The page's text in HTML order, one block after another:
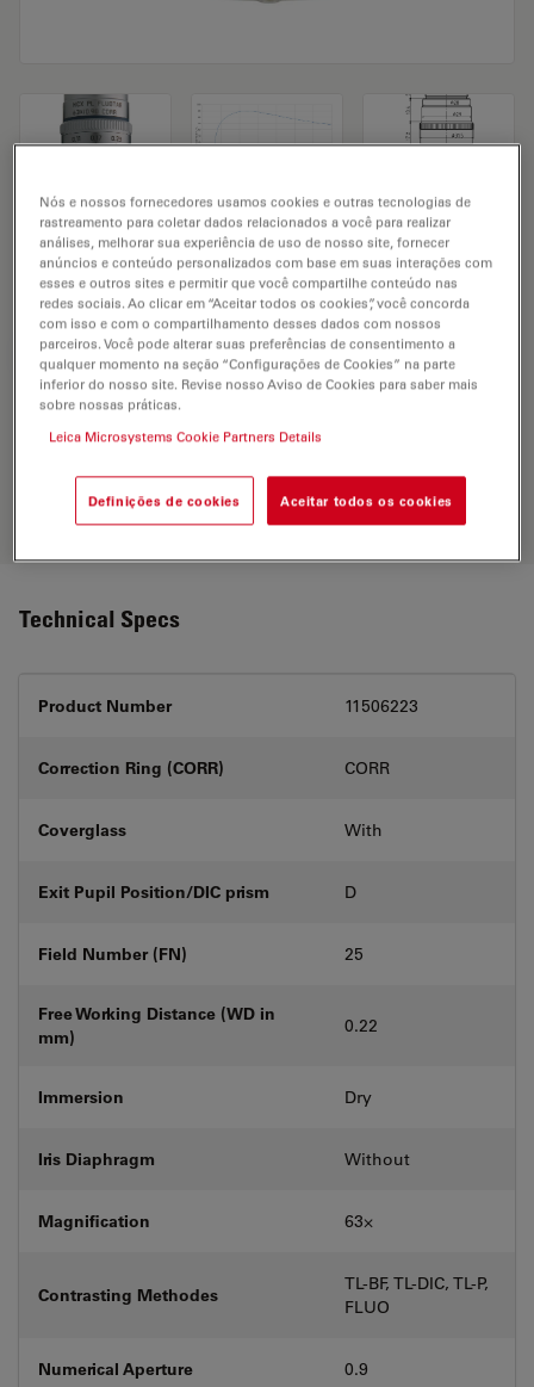
Microscope Objective HC PL FLUOTAR
63x/0,90 CORR
SOLICITAÇÃO DE ORÇAMENTO
Discover the perfect solution. Explore
your needs.
Technical Specs
Product Number 11506223
Correction Ring (CORR) CORR
Coverglass With
Exit Pupil Position/DIC prism D
Field Number (FN) 25
Free Working Distance (WD in
mm)
0.22
Immersion Dry
Iris Diaphragm Without
Magnification 63⨉
Contrasting Methodes
TL-BF, TL-DIC, TL-P,
FLUO
Numerical Aperture 0.9
Nós e nossos fornecedores usamos cookies e outras tecnologias de
rastreamento para coletar dados relacionados a você para realizar
análises, melhorar sua experiência de uso de nosso site, fornecer
anúncios e conteúdo personalizados com base em suas interações com
esses e outros sites e permitir que você compartilhe conteúdo nas
redes sociais. Ao clicar em “Aceitar todos os cookies”, você concorda
com isso e com o compartilhamento desses dados com nossos
parceiros. Você pode alterar suas preferências de consentimento a
qualquer momento na seção “Configurações de Cookies” na parte
inferior do nosso site. Revise nosso Aviso de Cookies para saber mais
sobre nossas práticas.
Leica Microsystems Cookie Partners Details
Definições de cookies Aceitar todos os cookies